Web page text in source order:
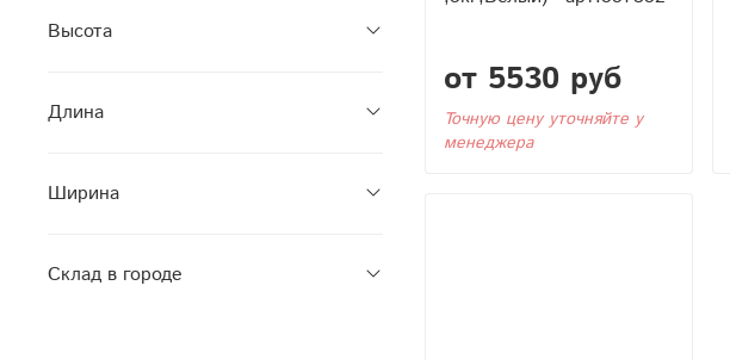
от 5530 руб
Точную цену уточняйте у
менеджера
Высота
Длина
Ширина
Склад в городе